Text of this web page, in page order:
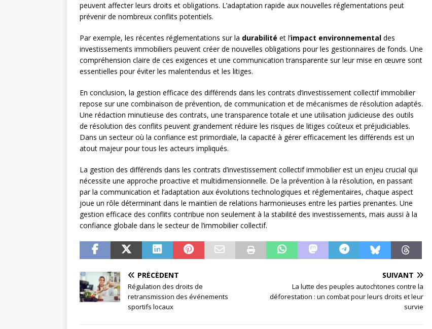
peuvent affecter leurs droits et obligations. L’adaptation rapide aux nouvelles réglementations peut
prévenir de nombreux conflits potentiels.
Par exemple, les récentes réglementations sur la durabilité et l’impact environnemental des
investissements immobiliers peuvent créer de nouvelles obligations pour les gestionnaires de fonds. Une
compréhension claire de ces exigences et une communication transparente sur leur mise en œuvre sont
essentielles pour éviter les malentendus et les litiges.
En conclusion, la gestion efficace des différends dans les contrats d’investissement collectif immobilier
repose sur une combinaison de prévention, de communication et de mécanismes de résolution adaptés.
Une rédaction minutieuse des contrats, une transparence totale et une utilisation judicieuse des outils
de résolution des conflits peuvent grandement réduire les risques de litiges coûteux et préjudiciables.
Dans un secteur où la confiance est primordiale, la capacité à gérer efficacement les différends est un
atout majeur pour tous les acteurs impliqués.
La gestion des différends dans les contrats d’investissement collectif immobilier est un enjeu crucial qui
nécessite une approche proactive et multidimensionnelle. De la prévention à la résolution, en passant
par la communication et l’adaptation aux évolutions technologiques et réglementaires, chaque aspect
joue un rôle déterminant dans le maintien de relations harmonieuses entre les parties prenantes. Une
gestion efficace des conflits contribue non seulement à la stabilité des investissements, mais aussi à la
confiance globale dans le secteur de l’immobilier collectif.
PRÉCÉDENT
Régulation des droits de
retransmission des événements
sportifs locaux
SUIVANT
La lutte des peuples autochtones contre la
déforestation : un combat pour leurs droits et leur
survie